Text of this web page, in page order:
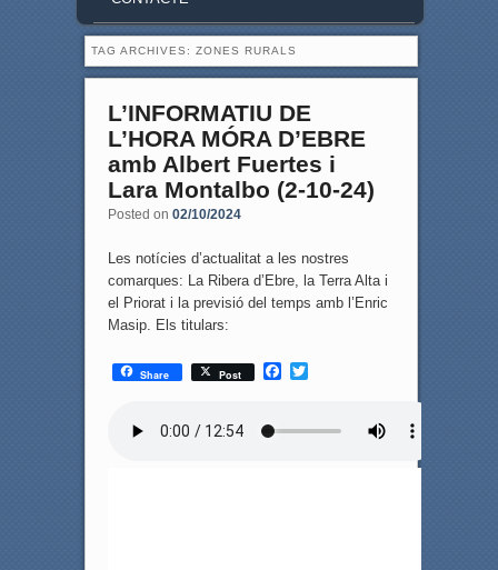
TAG ARCHIVES: ZONES RURALS
L’INFORMATIU DE
L’HORA MÓRA D’EBRE
amb Albert Fuertes i
Lara Montalbo (2-10-24)
Posted on 02/10/2024
Les notícies d’actualitat a les nostres
comarques: La Ribera d’Ebre, la Terra Alta i
el Priorat i la previsió del temps amb l’Enric
Masip. Els titulars:
Share Post
F
T